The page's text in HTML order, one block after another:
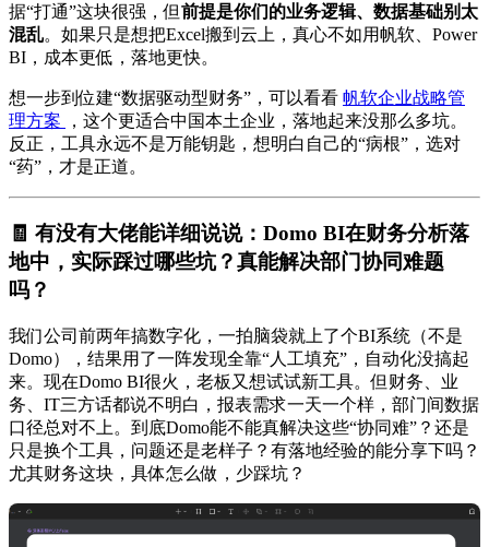
据“打通”这块很强，但前提是你们的业务逻辑、数据基础别太
混乱。如果只是想把Excel搬到云上，真心不如用帆软、Power
BI，成本更低，落地更快。
想一步到位建“数据驱动型财务”，可以看看 帆软企业战略管
理方案
，这个更适合中国本土企业，落地起来没那么多坑。
反正，工具永远不是万能钥匙，想明白自己的“病根”，选对
“药”，才是正道。
🧾 有没有大佬能详细说说：Domo BI在财务分析落
地中，实际踩过哪些坑？真能解决部门协同难题
吗？
我们公司前两年搞数字化，一拍脑袋就上了个BI系统（不是
Domo），结果用了一阵发现全靠“人工填充”，自动化没搞起
来。现在Domo BI很火，老板又想试试新工具。但财务、业
务、IT三方话都说不明白，报表需求一天一个样，部门间数据
口径总对不上。到底Domo能不能真解决这些“协同难”？还是
只是换个工具，问题还是老样子？有落地经验的能分享下吗？
尤其财务这块，具体怎么做，少踩坑？